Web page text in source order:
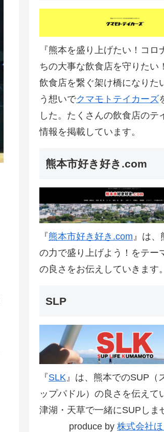
『熊本を盛り上げたい！コロ
ちの大事な飲食店を守りたい
飲食店を繋ぐ架け橋になりた
う想いでクマモトテイカーズ
した。たくさんの飲食店のテ
情報を掲載しています。
熊本市好き好き.com
『熊本市好き好き.com 』は
の力で盛り上げよう！をテー
の良さをお伝えしていきます。
SLP
『SLK 』は、熊本でのSUP（
ップパドル）の良さを伝えて
津湖・天草で一緒にSUPしま
produce by 株式会社